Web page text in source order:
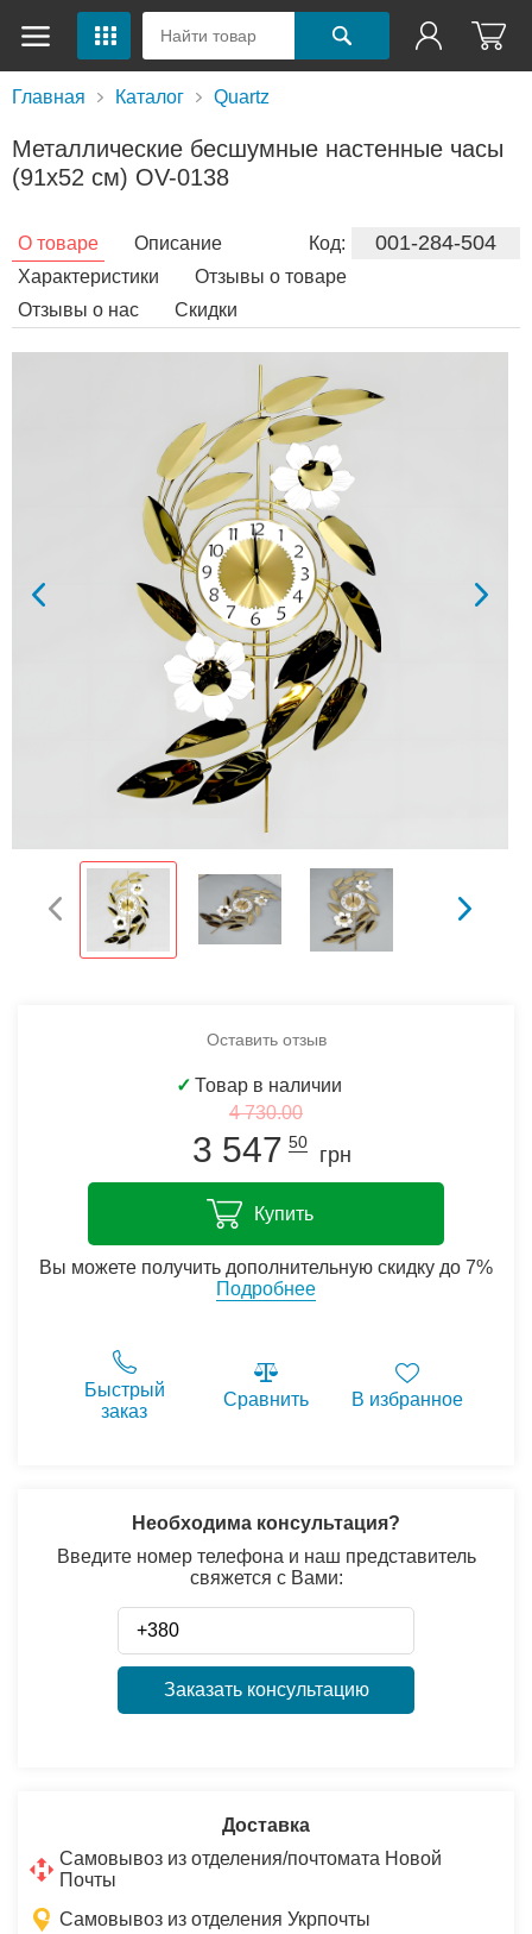
Главная Каталог Quartz
Металлические бесшумные настенные часы
(91х52 см) OV-0138
Код: 001-284-504
О товаре
Описание
Характеристики
Отзывы о товаре
Отзывы о нас
Скидки
Оставить отзыв
✓ Товар в наличии
4 730.00
3 547 50
грн
Купить
Вы можете получить дополнительную скидку до 7%
Подробнее
Быстрый
заказ
Сравнить В избранное
Необходима консультация?
Введите номер телефона и наш представитель
свяжется с Вами:
Заказать консультацию
Доставка
Самовывоз из отделения/почтомата Новой
Почты
Самовывоз из отделения Укрпочты